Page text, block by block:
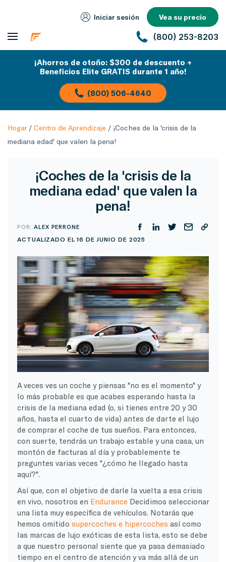
Iniciar sesión Vea su precio
(800) 253-8203
¡Ahorros de otoño: $300 de descuento +
Beneficios Elite GRATIS durante 1 año!
(800) 506-4640
Hogar/ Centro de Aprendizaje / ¡Coches de la 'crisis de la
mediana edad' que valen la pena!
¡Coches de la 'crisis de la
mediana edad' que valen la
pena!
POR:ALEX PERRONE
ACTUALIZADO EL 16 DE JUNIO DE 2025
A veces ves un coche y piensas "no es el momento" y
lo más probable es que acabes esperando hasta la
crisis de la mediana edad (o, si tienes entre 20 y 30
años, hasta el cuarto de vida) antes de darte el lujo
de comprar el coche de tus sueños. Para entonces,
con suerte, tendrás un trabajo estable y una casa, un
montón de facturas al día y probablemente te
preguntes varias veces "¿cómo he llegado hasta
aquí?".
Así que, con el objetivo de darle la vuelta a esa crisis
en vivo, nosotros en Endurance Decidimos seleccionar
una lista muy específica de vehículos. Notarás que
hemos omitido supercoches e hipercoches así como
las marcas de lujo exóticas de esta lista, esto se debe
a que nuestro personal siente que ya pasa demasiado
tiempo en el centro de atención y va más allá de un